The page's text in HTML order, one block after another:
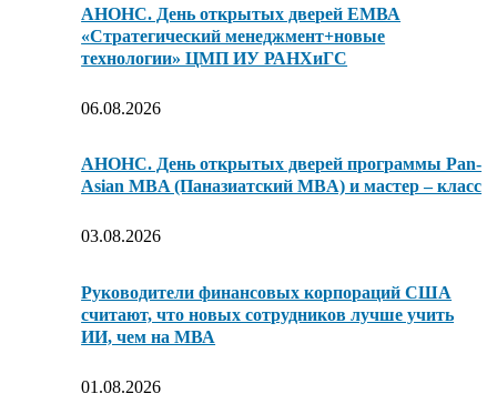
АНОНС. День открытых дверей ЕМВА
«Стратегический менеджмент+новые
технологии» ЦМП ИУ РАНХиГС
06.08.2026
АНОНС. День открытых дверей программы Pan-
Asian MBA (Паназиатский MBA) и мастер – класс
03.08.2026
Руководители финансовых корпораций США
считают, что новых сотрудников лучше учить
ИИ, чем на МВА
01.08.2026